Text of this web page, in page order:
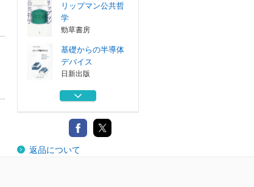
リップマン公共哲
学
勁草書房
基礎からの半導体
デバイス
日新出版
入門ミクロ経済学
中学生の声を聴い
て主権者を育てる
返品について